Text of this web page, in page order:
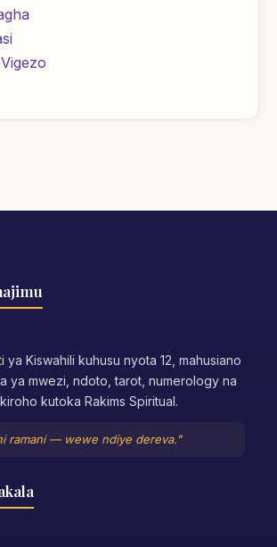
ya Kiswahili kuhusu nyota 12, mahusiano
ya mwezi, ndoto, tarot, numerology na
kutoka Rakims Spiritual.
ramani — wewe ndiye dereva."